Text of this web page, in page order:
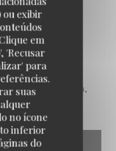
ou exibir
em
'Recusar
para
suas
no ícone
inferior
do
Dinheiro, Visa,